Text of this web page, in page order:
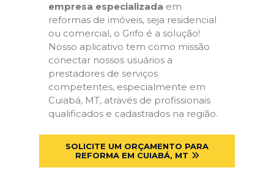
empresa especializada em
reformas de imóveis, seja residencial
ou comercial, o Grifo é a solução!
Nosso aplicativo tem como missão
conectar nossos usuários a
prestadores de serviços
competentes, especialmente em
Cuiabá, MT, através de profissionais
qualificados e cadastrados na região.
SOLICITE UM ORÇAMENTO PARA
REFORMA EM CUIABÁ, MT